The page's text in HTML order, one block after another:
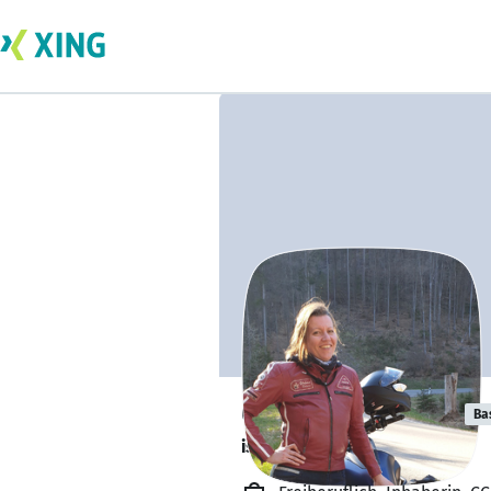
Claudia Courtin
ist offen für Projekte. 🔎